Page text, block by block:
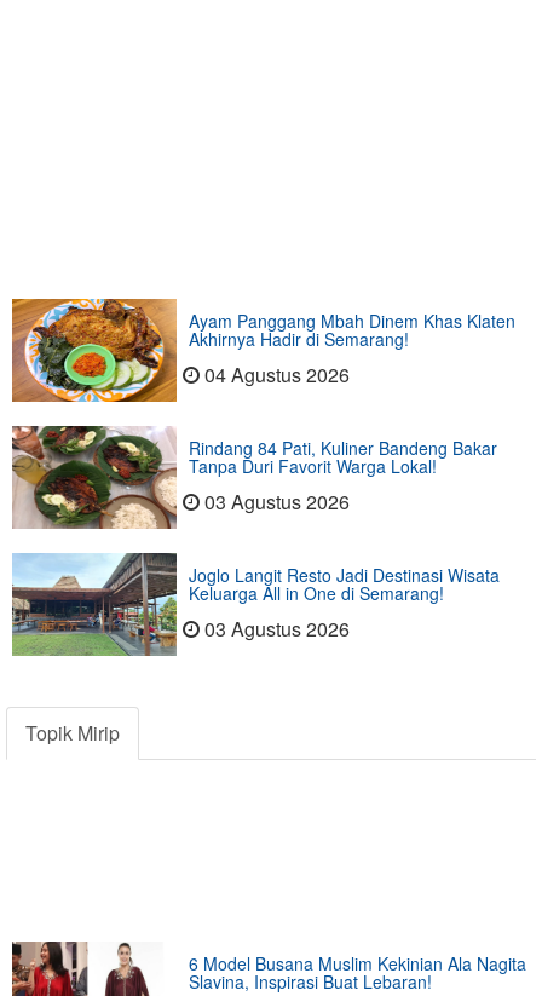
Ayam Panggang Mbah Dinem Khas Klaten
Akhirnya Hadir di Semarang!
04 Agustus 2026
Rindang 84 Pati, Kuliner Bandeng Bakar
Tanpa Duri Favorit Warga Lokal!
03 Agustus 2026
Joglo Langit Resto Jadi Destinasi Wisata
Keluarga All in One di Semarang!
03 Agustus 2026
Topik Mirip
6 Model Busana Muslim Kekinian Ala Nagita
Slavina, Inspirasi Buat Lebaran!